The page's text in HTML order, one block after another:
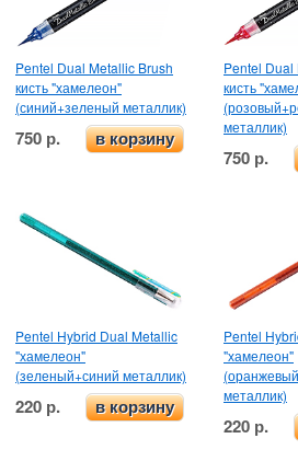
Pentel Dual Metallic Brush
кисть "хамелеон"
(синий+зеленый металлик)
750 р. в корзину
Pentel
кисть
металлик)
750 р.
Pentel Hybrid Dual Metallic
"хамелеон"
(зеленый+синий металлик)
220 р. в корзину
Pentel
"хамелеон"
металлик)
220 р.